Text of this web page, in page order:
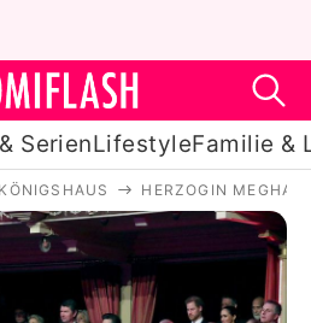
SerienLifestyleFamilie &
Royals
Stars
HERZOGIN MEGHAN